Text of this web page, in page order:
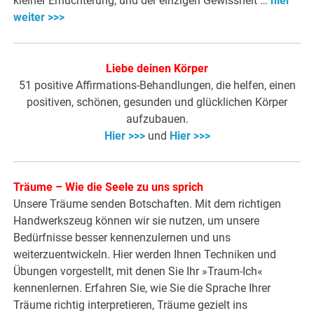
weiter >>>
Liebe deinen Körper
51 positive Affirmations-Behandlungen, die helfen, einen
positiven, schönen, gesunden und glücklichen Körper
aufzubauen.
Hier >>>und Hier >>>
Träume – Wie die Seele zu uns sprich
Unsere Träume senden Botschaften. Mit dem richtigen
Handwerkszeug können wir sie nutzen, um unsere
Bedürfnisse besser kennenzulernen und uns
weiterzuentwickeln. Hier werden Ihnen Techniken und
Übungen vorgestellt, mit denen Sie Ihr »Traum-Ich«
kennenlernen. Erfahren Sie, wie Sie die Sprache Ihrer
Träume richtig interpretieren, Träume gezielt ins